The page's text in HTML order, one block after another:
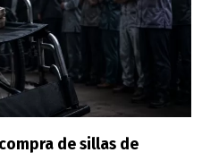
de sillas de